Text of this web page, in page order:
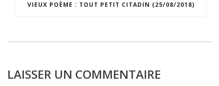
VIEUX POÈME : TOUT PETIT CITADIN (25/08/2018)
LAISSER UN COMMENTAIRE